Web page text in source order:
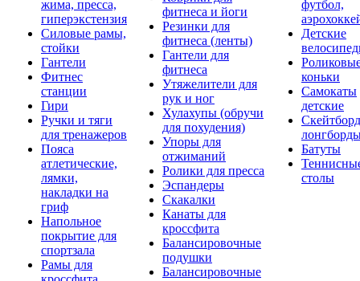
жима, пресса,
гиперэкстензия
Силовые рамы,
стойки
Гантели
Фитнес
станции
Гири
Ручки и тяги
для тренажеров
Пояса
атлетические,
лямки,
накладки на
гриф
Напольное
покрытие для
спортзала
Рамы для
фитнеса и йоги
Резинки для
фитнеса (ленты)
Гантели для
фитнеса
Утяжелители для
рук и ног
Хулахупы (обручи
для похудения)
Упоры для
отжиманий
Ролики для пресса
Эспандеры
Скакалки
Канаты для
кроссфита
Балансировочные
подушки
Балансировочные
футбол,
Детские
коньки
Самокаты
детские
Батуты
столы